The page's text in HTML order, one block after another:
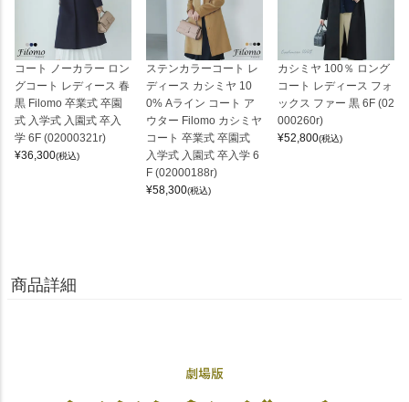
コート ノーカラー ロン
グコート レディース 春
黒 Filomo 卒業式 卒園
式 入学式 入園式 卒入
学 6F (02000321r)
¥36,300(税込)
ステンカラーコート レ
ディース カシミヤ 10
0% Aライン コート ア
ウター Filomo カシミヤ
コート 卒業式 卒園式
入学式 入園式 卒入学 6
F (02000188r)
¥58,300(税込)
カシミヤ 100％ ロング
コート レディース フォ
ックス ファー 黒 6F (02
000260r)
¥52,800(税込)
商品詳細